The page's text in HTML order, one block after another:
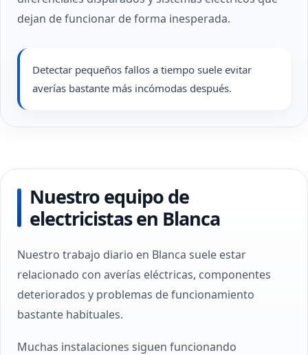
dejan de funcionar de forma inesperada.
Detectar pequeños fallos a tiempo suele evitar
averías bastante más incómodas después.
Nuestro equipo de
electricistas en Blanca
Nuestro trabajo diario en Blanca suele estar
relacionado con averías eléctricas, componentes
deteriorados y problemas de funcionamiento
bastante habituales.
Muchas instalaciones siguen funcionando